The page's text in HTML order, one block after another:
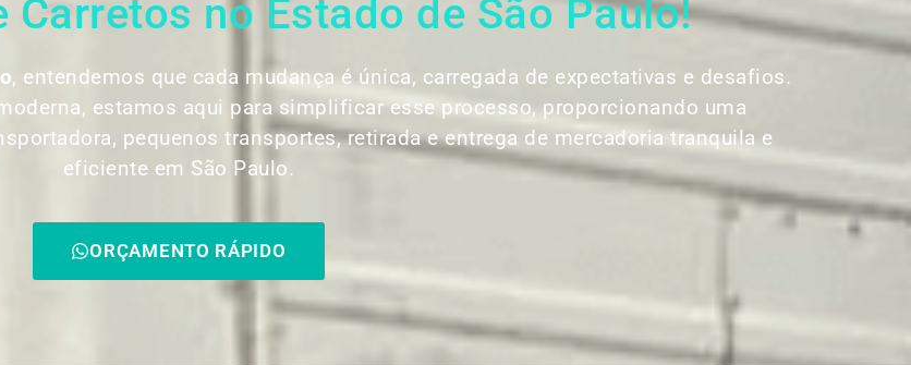
Carretos no Estado de São Paulo!
, entendemos que cada mudança é única, carregada de expectativas e desafios.
estamos aqui para simplificar esse processo, proporcionando uma
pequenos transportes, retirada e entrega de mercadoria tranquila e
eficiente em São Paulo.
ORÇAMENTO RÁPIDO